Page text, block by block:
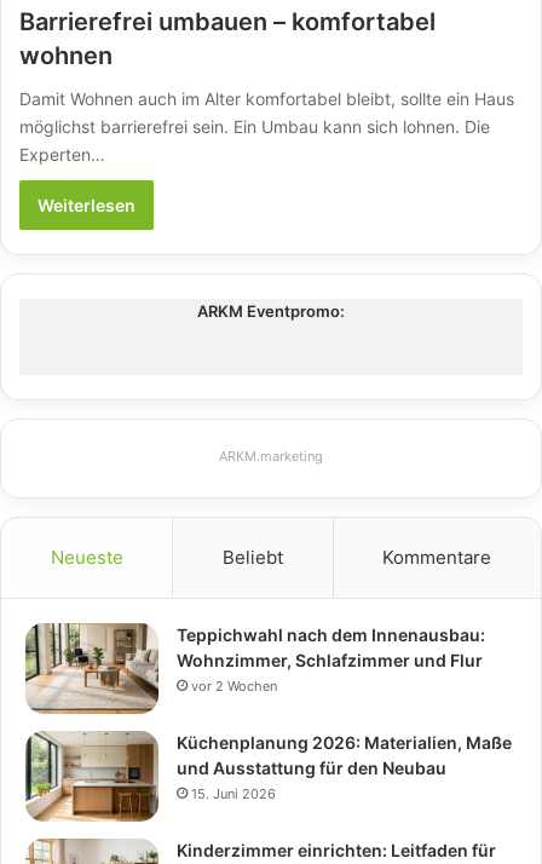
Barrierefrei umbauen – komfortabel
wohnen
Damit Wohnen auch im Alter komfortabel bleibt, sollte ein Haus
möglichst barrierefrei sein. Ein Umbau kann sich lohnen. Die
Experten…
Weiterlesen
ARKM Eventpromo:
ARKM.marketing
Neueste Beliebt Kommentare
Teppichwahl nach dem Innenausbau:
Wohnzimmer, Schlafzimmer und Flur
vor 2 Wochen
Küchenplanung 2026: Materialien, Maße
und Ausstattung für den Neubau
15. Juni 2026
Kinderzimmer einrichten: Leitfaden für